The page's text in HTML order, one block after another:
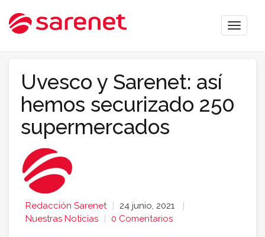
Toggle
Uvesco y Sarenet: así
hemos securizado 250
supermercados
Redacción Sarenet
24 junio, 2021
Nuestras Noticias
0 Comentarios